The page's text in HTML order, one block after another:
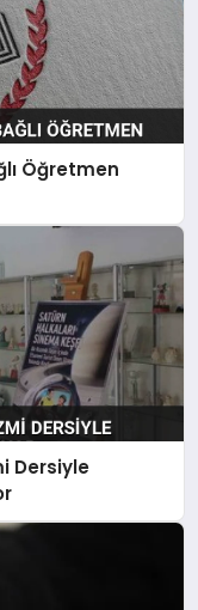
Öğretmen
Dersiyle